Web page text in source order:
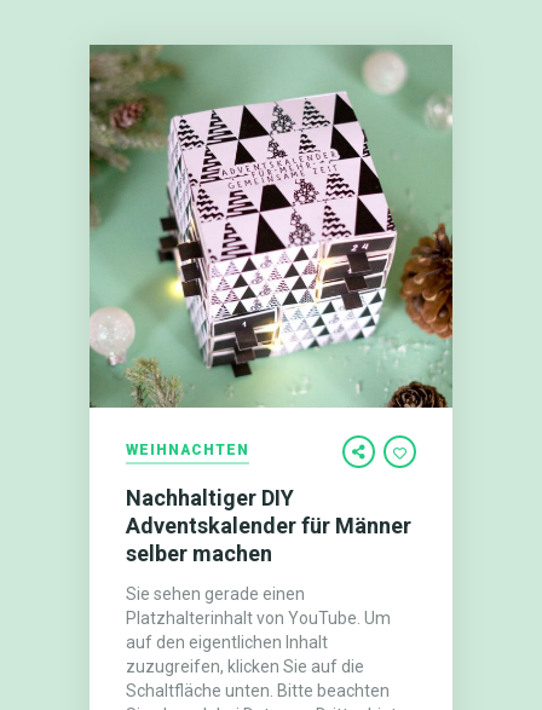
WEIHNACHTEN
Nachhaltiger DIY
Adventskalender für Männer
selber machen
Sie sehen gerade einen
Platzhalterinhalt von YouTube. Um
auf den eigentlichen Inhalt
zuzugreifen, klicken Sie auf die
Schaltfläche unten. Bitte beachten